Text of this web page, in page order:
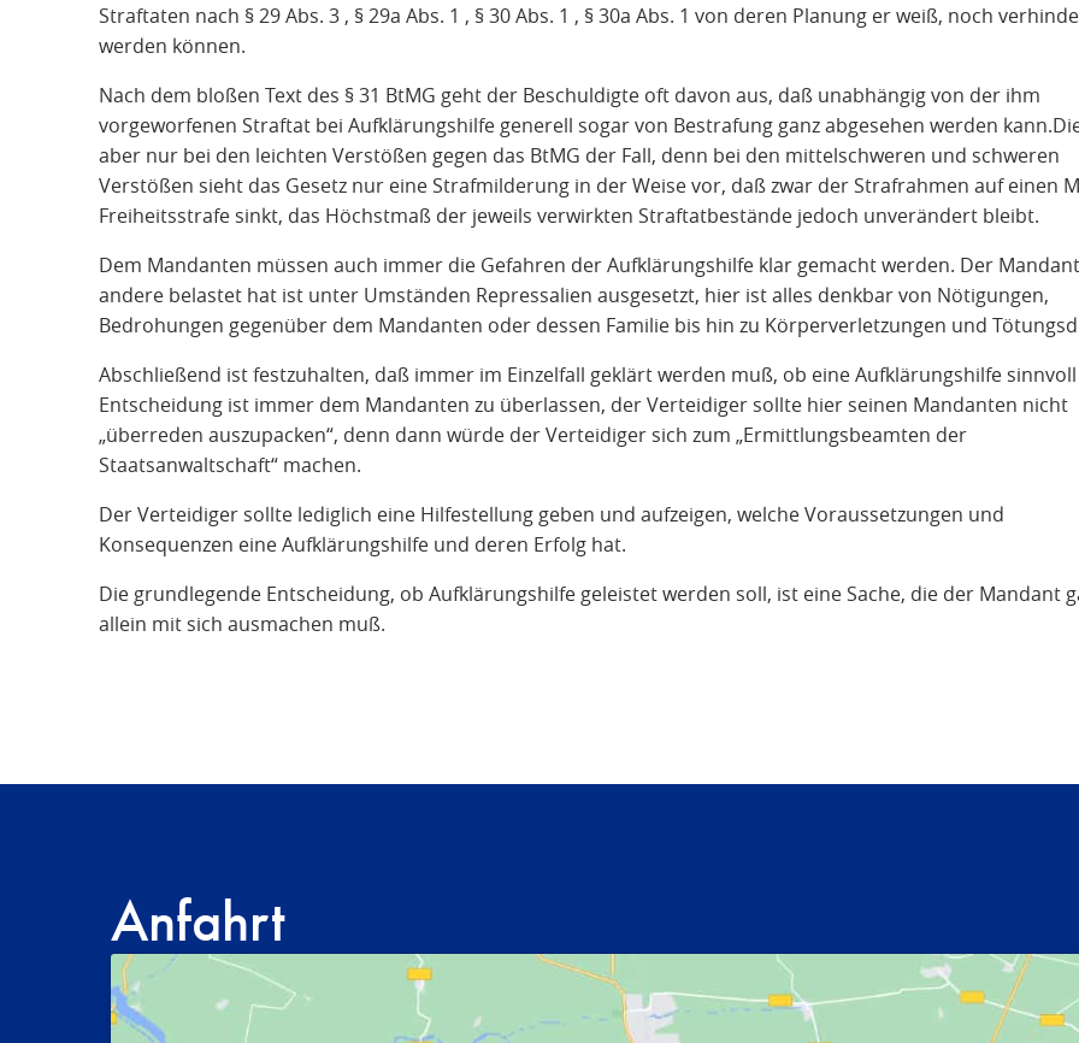
Straftaten nach § 29 Abs. 3 , § 29a Abs. 1 , § 30 Abs. 1 , § 30a Abs. 1 von deren Planung er weiß, noch
werden können.
Nach dem bloßen Text des § 31 BtMG geht der Beschuldigte oft davon aus, daß unabhängig von der ihm
vorgeworfenen Straftat bei Aufklärungshilfe generell sogar von Bestrafung ganz abgesehen werden
aber nur bei den leichten Verstößen gegen das BtMG der Fall, denn bei den mittelschweren und schweren
Verstößen sieht das Gesetz nur eine Strafmilderung in der Weise vor, daß zwar der Strafrahmen auf einen
Freiheitsstrafe sinkt, das Höchstmaß der jeweils verwirkten Straftatbestände jedoch unverändert bleibt.
Dem Mandanten müssen auch immer die Gefahren der Aufklärungshilfe klar gemacht werden. Der
andere belastet hat ist unter Umständen Repressalien ausgesetzt, hier ist alles denkbar von Nötigungen,
Bedrohungen gegenüber dem Mandanten oder dessen Familie bis hin zu Körperverletzungen und
Abschließend ist festzuhalten, daß immer im Einzelfall geklärt werden muß, ob eine Aufklärungshilfe
Entscheidung ist immer dem Mandanten zu überlassen, der Verteidiger sollte hier seinen Mandanten nicht
„überreden auszupacken“, denn dann würde der Verteidiger sich zum „Ermittlungsbeamten der
Staatsanwaltschaft“ machen.
Der Verteidiger sollte lediglich eine Hilfestellung geben und aufzeigen, welche Voraussetzungen und
Konsequenzen eine Aufklärungshilfe und deren Erfolg hat.
Die grundlegende Entscheidung, ob Aufklärungshilfe geleistet werden soll, ist eine Sache, die der Mandant
allein mit sich ausmachen muß.
Anfahrt